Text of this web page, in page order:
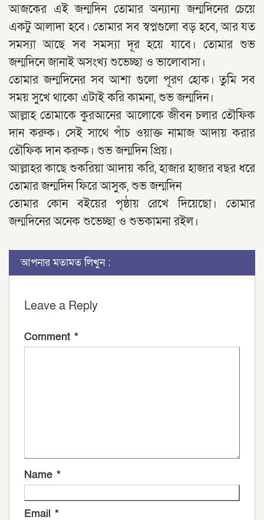
আজকের এই জন্মদিন তোমার অন্যান্য জন্মদিনের চেয়ে
একটু আলাদা হবে। তোমার সব স্বপ্নগুলো বড় হবে, আর যত
সমস্যা আছে সব সমস্যা দূর হয়ে যাবে। তোমার শুভ
জন্মদিনে জানাই অসংখ্য শুভেচ্ছা ও ভালোবাসা।
তোমার জন্মদিনের সব আশা গুলো পূরণ হোক। তুমি সব
সময় সুখে থাকো এটাই করি কামনা, শুভ জন্মদিন।
আল্লাহ তোমাকে কুরআনের আলোকে জীবন চলার তৌফিক
দান করুক। সেই সাথে পাঁচ ওয়াক্ত নামাজ আদায় করার
তৌফিক দান করুক। শুভ জন্মদিন প্রিয়।
আল্লাহর কাছে শুকরিয়া আদায় করি, হাজার হাজার বছর ধরে
তোমার জন্মদিন ফিরে আসুক, শুভ জন্মদিন
তোমার কোন বইয়ের পৃষ্ঠায় রেখে দিয়েছো। তোমার
জন্মদিনের অনেক শুভেচ্ছা ও শুভকামনা রইল।
আপনার মতামত লিখুন :
Leave a Reply
Comment *
Name *
Email *